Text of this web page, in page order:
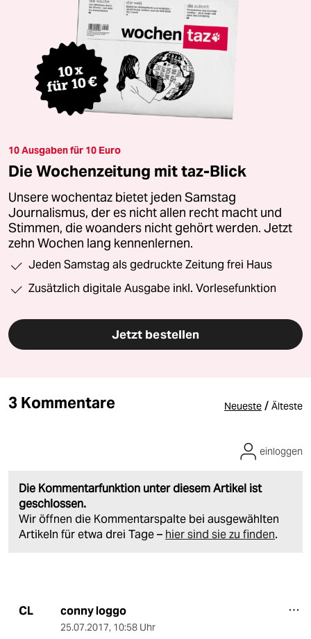
10 Ausgaben für 10 Euro
Die Wochenzeitung mit taz-Blick
Unsere wochentaz bietet jeden Samstag
Journalismus, der es nicht allen recht macht und
Stimmen, die woanders nicht gehört werden. Jetzt
zehn Wochen lang kennenlernen.
Jeden Samstag als gedruckte Zeitung frei Haus
Zusätzlich digitale Ausgabe inkl. Vorlesefunktion
Jetzt bestellen
3 Kommentare Neueste / Älteste
Die Kommentarfunktion unter diesem Artikel ist
geschlossen.
Wir öffnen die Kommentarspalte bei ausgewählten
Artikeln für etwa drei Tage – hier sind sie zu finden.
einloggen
CL conny loggo
25.07.2017, 10:58 Uhr